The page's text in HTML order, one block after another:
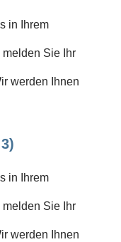
in Ihrem
Sie Ihr
werden Ihnen
in Ihrem
Sie Ihr
werden Ihnen